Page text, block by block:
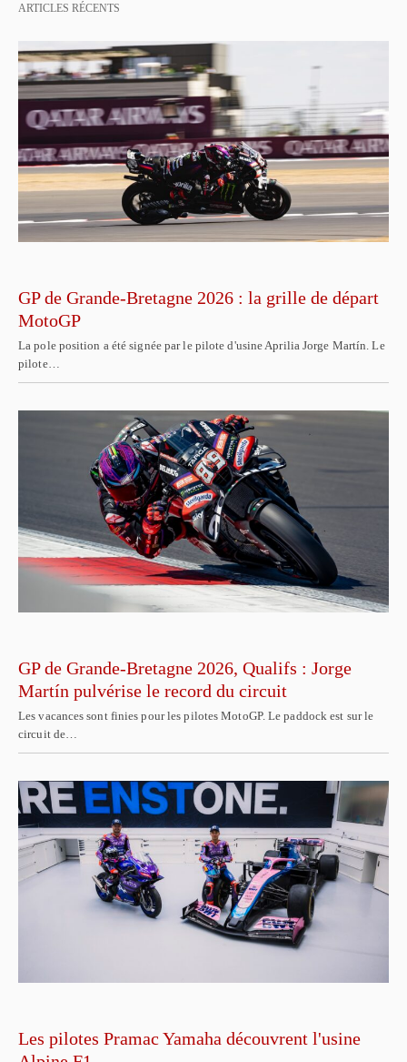
ARTICLES RÉCENTS
GP de Grande-Bretagne 2026 : la grille de départ
MotoGP
La pole position a été signée par le pilote d'usine Aprilia Jorge Martín. Le
pilote…
GP de Grande-Bretagne 2026, Qualifs : Jorge
Martín pulvérise le record du circuit
Les vacances sont finies pour les pilotes MotoGP. Le paddock est sur le
circuit de…
Les pilotes Pramac Yamaha découvrent l'usine